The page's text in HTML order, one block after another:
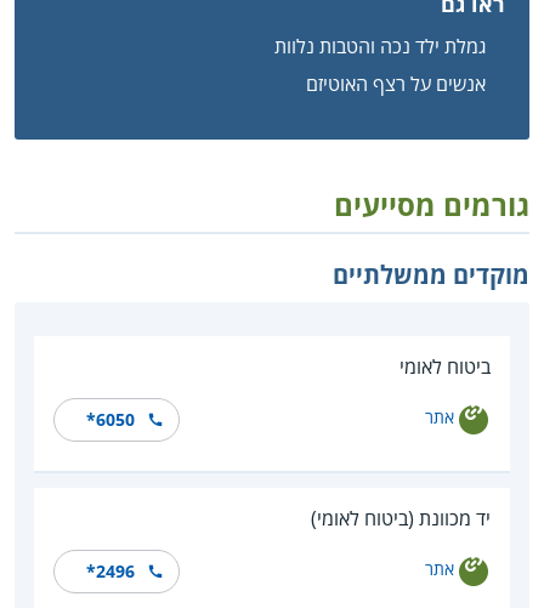
גמלת ילד נכה והטבות נלוות
אנשים על רצף האוטיזם
גורמים מסייעים
מוקדים ממשלתיים
ביטוח לאומי
אתר *6050
יד מכוונת (ביטוח לאומי)
אתר *2496